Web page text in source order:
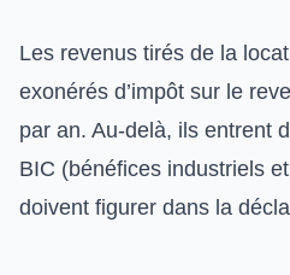
Les revenus tirés de la
exonérés d’impôt sur le
par an. Au-delà, ils entrent
BIC (bénéfices industriels
doivent figurer dans la